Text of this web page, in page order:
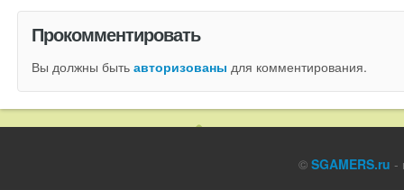
Прокомментировать
Вы должны быть авторизованы для комментирования.
© SGAMERS.ru -